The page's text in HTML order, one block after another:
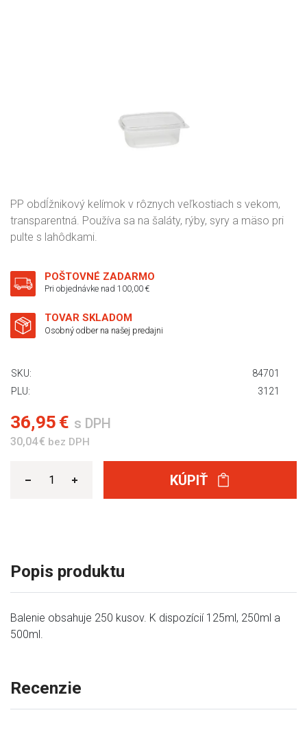
PP obdĺžnikový kelímok v rôznych veľkostiach s vekom,
transparentná. Používa sa na šaláty, rýby, syry a mäso pri
pulte s lahôdkami.
POŠTOVNÉ ZADARMO
Pri objednávke nad 100,00 €
TOVAR SKLADOM
Osobný odber na našej predajni
SKU:
84701
PLU:
3121
36,95 € s DPH
30,04 € bez DPH
KÚPIŤ
Popis produktu
Balenie obsahuje 250 kusov. K dispozícií 125ml, 250ml a
500ml.
Recenzie